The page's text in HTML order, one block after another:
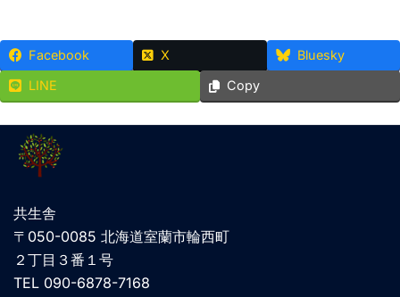
Facebook X
Bluesky
LINE
Copy
共生舎
〒050-0085 北海道室蘭市輪西町
２丁目３番１号
TEL 090-6878-7168